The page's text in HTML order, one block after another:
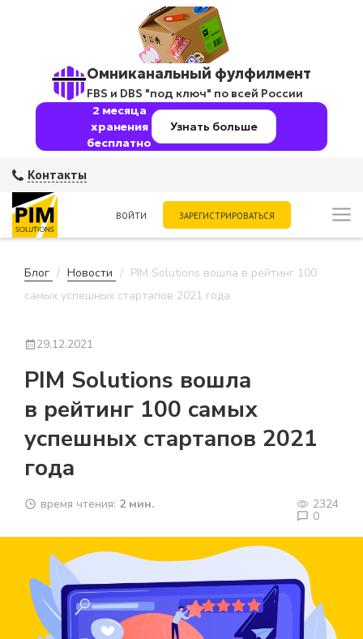
Омниканальный фулфилмент
FBS и DBS "под ключ" по всей России
2 месяца
хранения
бесплатно
Узнать больше
Контакты
ВОЙТИ ЗАРЕГИСТРИРОВАТЬСЯ
Блог Новости
PIM Solutions вошла в рейтинг 100
самых успешных стартапов 2021 года
29.12.2021
PIM Solutions вошла
в рейтинг 100 самых
успешных стартапов 2021
года
время чтения: 2 мин. 2324
0